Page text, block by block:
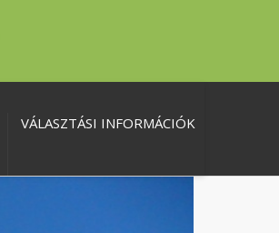
VÁLASZTÁSI INFORMÁCIÓK